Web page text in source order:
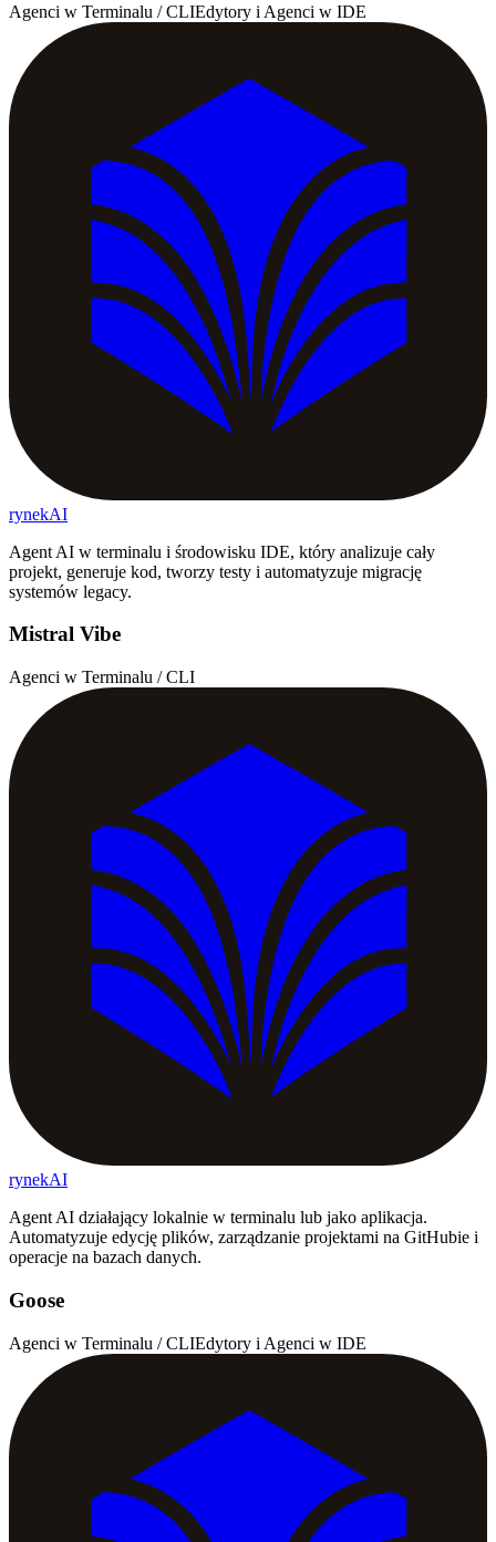
Agenci w Terminalu / CLIEdytory i Agenci w IDE
rynekAI
Agent AI w terminalu i środowisku IDE, który analizuje cały
projekt, generuje kod, tworzy testy i automatyzuje migrację
systemów legacy.
Mistral Vibe
Agenci w Terminalu / CLI
rynekAI
Agent AI działający lokalnie w terminalu lub jako aplikacja.
Automatyzuje edycję plików, zarządzanie projektami na GitHubie i
operacje na bazach danych.
Goose
Agenci w Terminalu / CLIEdytory i Agenci w IDE